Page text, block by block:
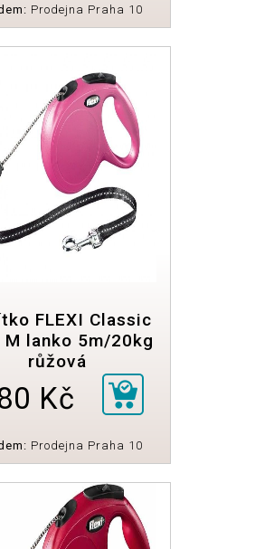
Prodejna Praha 10
FLEXI Classic
M lanko 5m/20kg
růžová
Kč
Prodejna Praha 10